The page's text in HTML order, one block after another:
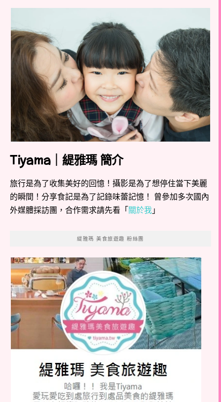
Tiyama｜緹雅瑪 簡介
旅行是為了收集美好的回憶！攝影是為了想停住當下美麗
的瞬間！分享食記是為了記錄味蕾記憶！ 曾參加多次國內
外媒體採訪團，合作需求請先看「關於我」
緹雅瑪 美食旅遊趣 粉絲團